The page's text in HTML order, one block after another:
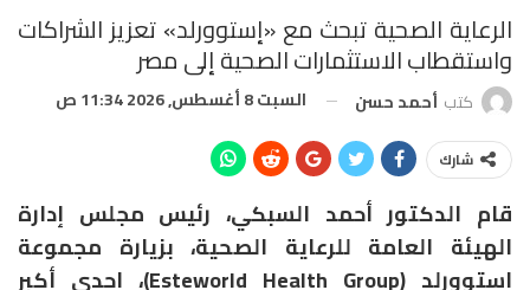
الرعاية الصحية تبحث مع «إستوورلد» تعزيز الشراكات
واستقطاب الاستثمارات الصحية إلى مصر
كتب أحمد حسن السبت 8 أغسطس, 2026 11:34 ص
شارك
قام الدكتور أحمد السبكي، رئيس مجلس إدارة
الهيئة العامة للرعاية الصحية، بزيارة مجموعة
إستوورلد (Esteworld Health Group)، إحدى أكبر